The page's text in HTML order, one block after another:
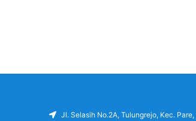
Jl. Selasih No.2A, Tulungrejo, Kec.